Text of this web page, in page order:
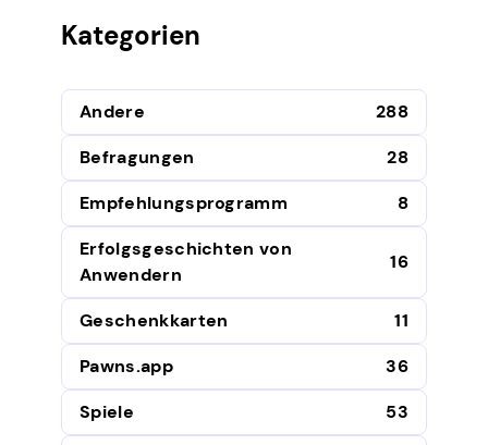
Kategorien
Andere
288
Befragungen
28
Empfehlungsprogramm
8
Erfolgsgeschichten von
Anwendern
16
Geschenkkarten
11
Pawns.app
36
Spiele
53